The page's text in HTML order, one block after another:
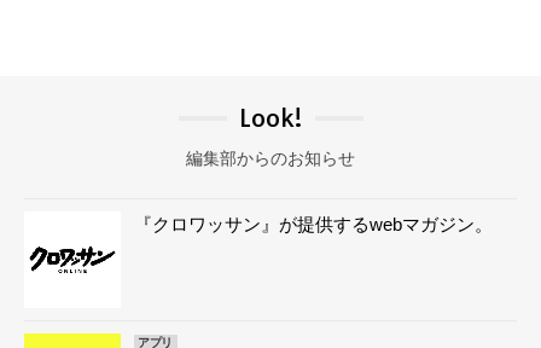
Look!
編集部からのお知らせ
『クロワッサン』が提供するwebマガジン。
アプリ